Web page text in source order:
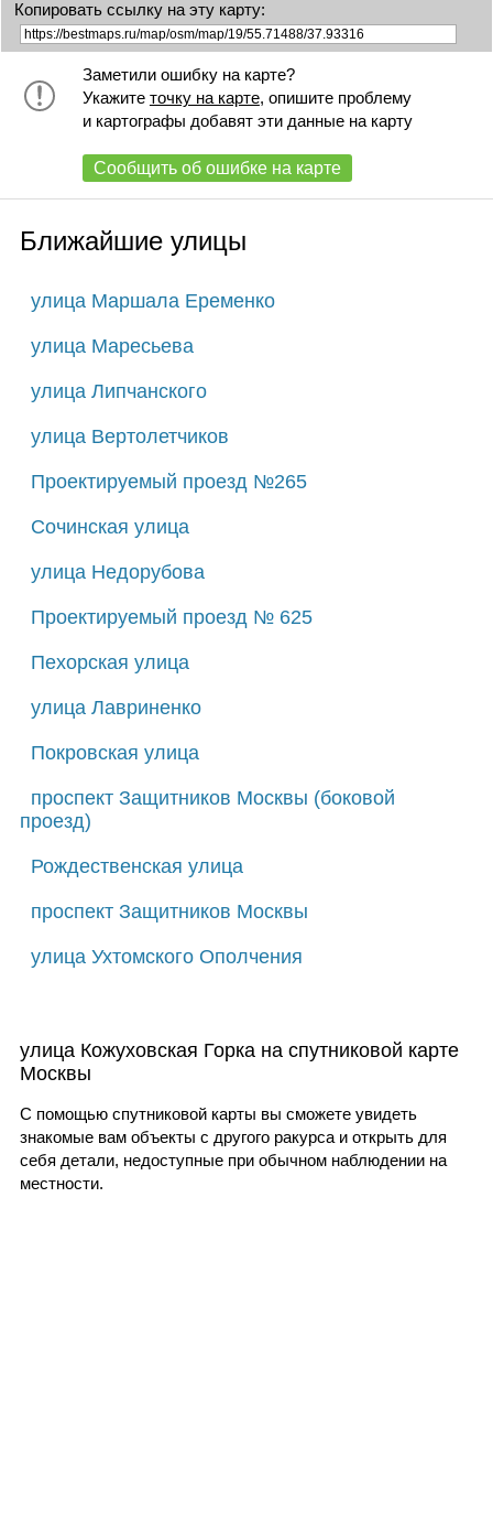
Копировать ссылку на эту карту:
Заметили ошибку на карте?
Укажите точку на карте, опишите проблему
и картографы добавят эти данные на карту
Сообщить об ошибке на карте
Ближайшие улицы
улица Маршала Еременко
улица Маресьева
улица Липчанского
улица Вертолетчиков
Проектируемый проезд №265
Сочинская улица
улица Недорубова
Проектируемый проезд № 625
Пехорская улица
улица Лавриненко
Покровская улица
проспект Защитников Москвы (боковой
проезд)
Рождественская улица
проспект Защитников Москвы
улица Ухтомского Ополчения
улица Кожуховская Горка на спутниковой карте
Москвы
С помощью спутниковой карты вы сможете увидеть
знакомые вам объекты с другого ракурса и открыть для
себя детали, недоступные при обычном наблюдении на
местности.